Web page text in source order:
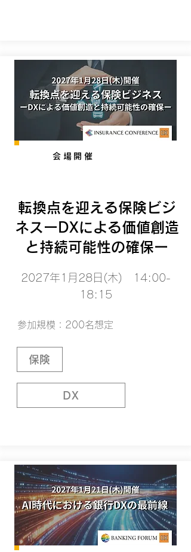
会場開催
転換点を迎える保険ビジ
ネスーDXによる価値創造
と持続可能性の確保ー
2027年1月28日(木) 14:00-
18:15
参加規模：200名想定
保険
DX